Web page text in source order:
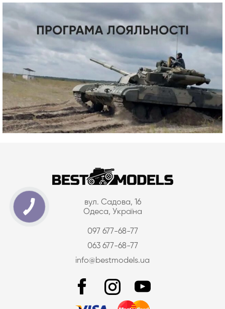
вул. Садова, 16
Одеса, Україна
097 677-68-77
063 677-68-77
info@bestmodels.ua